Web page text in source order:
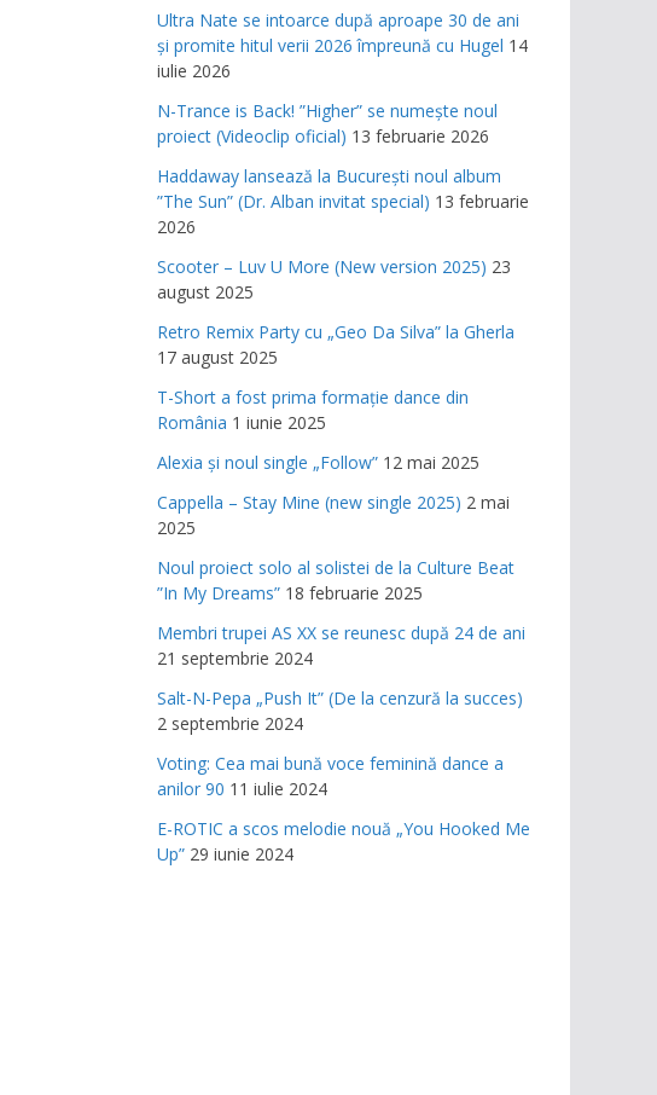
Ultra Nate se intoarce după aproape 30 de ani
și promite hitul verii 2026 împreună cu Hugel 14
iulie 2026
N-Trance is Back! ”Higher” se numește noul
proiect (Videoclip oficial) 13 februarie 2026
Haddaway lansează la București noul album
”The Sun” (Dr. Alban invitat special) 13 februarie
2026
Scooter – Luv U More (New version 2025) 23
august 2025
Retro Remix Party cu „Geo Da Silva” la Gherla
17 august 2025
T-Short a fost prima formație dance din
România 1 iunie 2025
Alexia și noul single „Follow” 12 mai 2025
Cappella – Stay Mine (new single 2025) 2 mai
2025
Noul proiect solo al solistei de la Culture Beat
”In My Dreams” 18 februarie 2025
Membri trupei AS XX se reunesc după 24 de ani
21 septembrie 2024
Salt-N-Pepa „Push It” (De la cenzură la succes)
2 septembrie 2024
Voting: Cea mai bună voce feminină dance a
anilor 90 11 iulie 2024
E-ROTIC a scos melodie nouă „You Hooked Me
Up” 29 iunie 2024